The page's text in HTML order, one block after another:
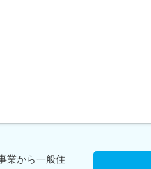
業から一般住